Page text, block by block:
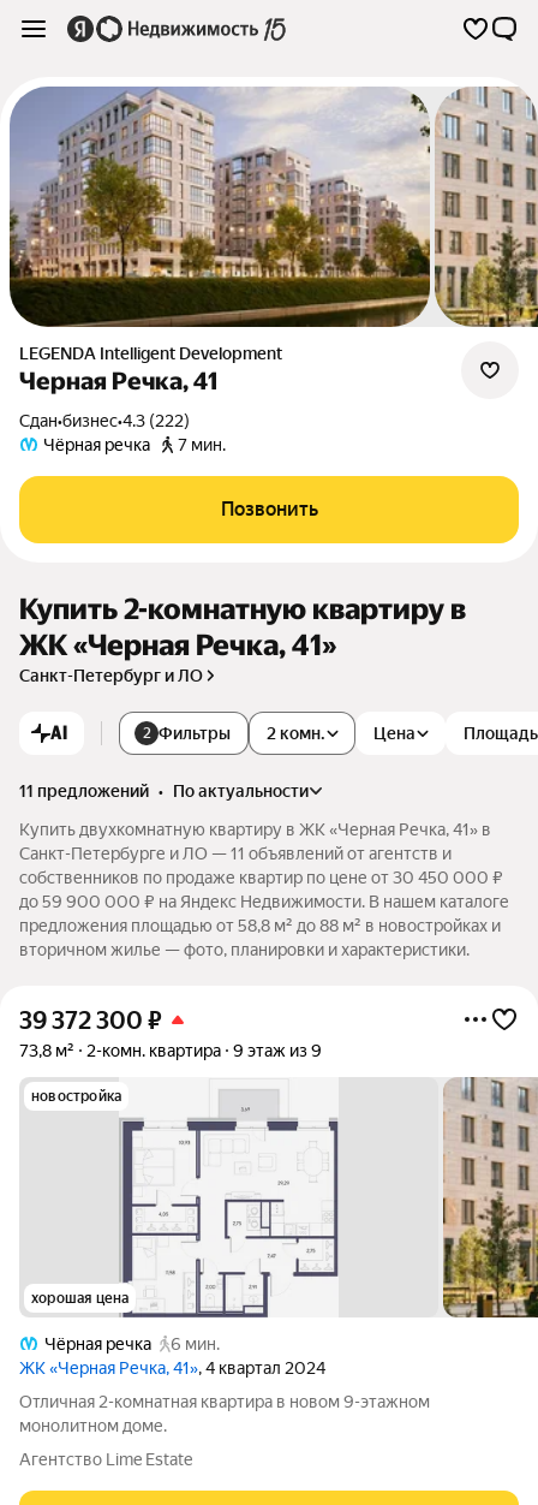
LEGENDA Intelligent Development
Черная Речка, 41
Сдан•бизнес•4.3 (222)
Чёрная речка
7 мин.
Позвонить
Купить 2-комнатную квартиру в
ЖК «Черная Речка, 41»
Санкт-Петербург и ЛО
AI 2 Фильтры 2 комн. Цена Площадь
11 предложений •
по актуальности
Купить двухкомнатную квартиру в ЖК «Черная Речка, 41» в
Санкт-Петербурге и ЛО — 11 объявлений от агентств и
собственников по продаже квартир по цене от 30 450 000 ₽
до 59 900 000 ₽ на Яндекс Недвижимости. В нашем каталоге
предложения площадью от 58,8 м² до 88 м² в новостройках и
вторичном жилье — фото, планировки и характеристики.
39 372 300 ₽
73,8 м² 2-комн. квартира 9 этаж из 9
новостройка
хорошая цена
Чёрная речка
6 мин.
ЖК «Черная Речка, 41», 4 квартал 2024
Отличная 2-комнатная квартира в новом 9-этажном
монолитном доме.
Агентство Lime Estate